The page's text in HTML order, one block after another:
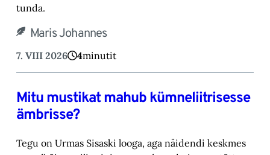
tunda.‎
Maris Johannes
7. VIII 2026 4minutit
Mitu mustikat mahub kümneliitrisesse
ämbrisse?
Tegu on Urmas Sisaski looga, aga näidendi keskmes